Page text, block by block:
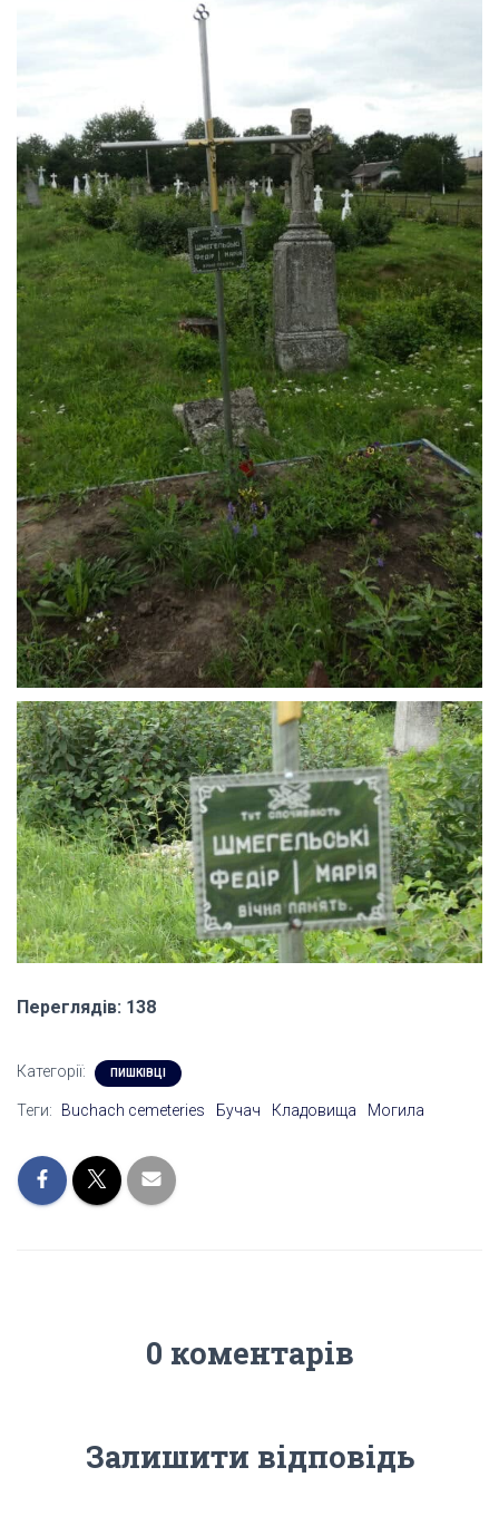
Переглядів: 138
Категорії: ПИШКІВЦІ
Теги: Buchach cemeteries Бучач Кладовища Могила
0 коментарів
Залишити відповідь